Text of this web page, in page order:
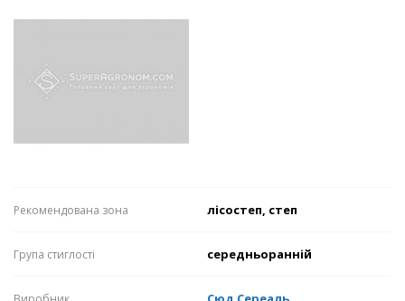
Рекомендована зона лісостеп, степ
Група стиглості середньоранній